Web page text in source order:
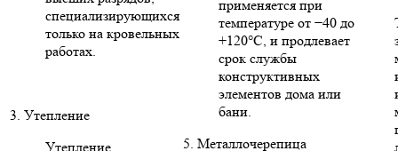
специализирующихся
только на кровельных
работах.
3. Утепление
Утепление
применяется при
температуре от −40 до
+120°C, и продлевает
срок службы
конструктивных
элементов дома или
бани.
5. Металлочерепица